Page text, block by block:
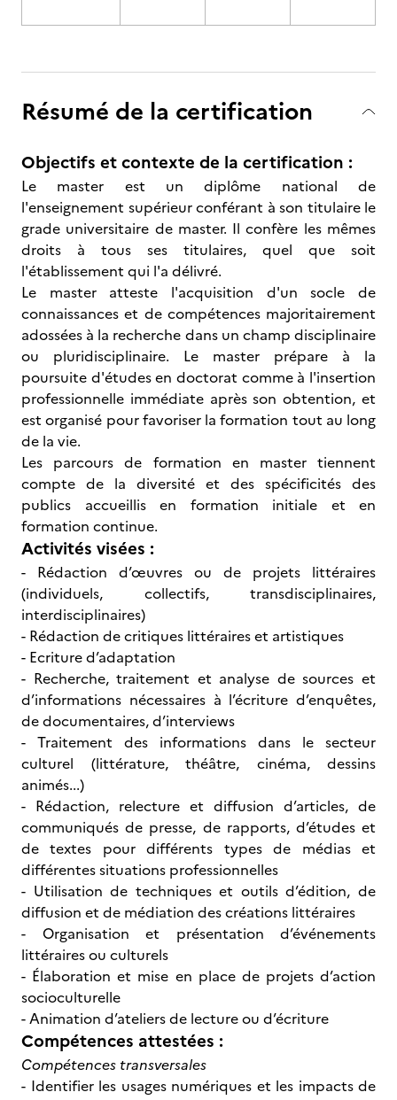
Résumé de la certification
Objectifs et contexte de la certification :
Le master est un diplôme national de
l'enseignement supérieur conférant à son titulaire le
grade universitaire de master. Il confère les mêmes
droits à tous ses titulaires, quel que soit
l'établissement qui l'a délivré.
Le master atteste l'acquisition d'un socle de
connaissances et de compétences majoritairement
adossées à la recherche dans un champ disciplinaire
ou pluridisciplinaire. Le master prépare à la
poursuite d'études en doctorat comme à l'insertion
professionnelle immédiate après son obtention, et
est organisé pour favoriser la formation tout au long
de la vie.
Les parcours de formation en master tiennent
compte de la diversité et des spécificités des
publics accueillis en formation initiale et en
formation continue.
Activités visées :
- Rédaction d’œuvres ou de projets littéraires
(individuels, collectifs, transdisciplinaires,
interdisciplinaires)
- Rédaction de critiques littéraires et artistiques
- Ecriture d’adaptation
- Recherche, traitement et analyse de sources et
d’informations nécessaires à l’écriture d’enquêtes,
de documentaires, d’interviews
- Traitement des informations dans le secteur
culturel (littérature, théâtre, cinéma, dessins
animés...)
- Rédaction, relecture et diffusion d’articles, de
communiqués de presse, de rapports, d’études et
de textes pour différents types de médias et
différentes situations professionnelles
- Utilisation de techniques et outils d’édition, de
diffusion et de médiation des créations littéraires
- Organisation et présentation d’événements
littéraires ou culturels
- Élaboration et mise en place de projets d’action
socioculturelle
- Animation d’ateliers de lecture ou d’écriture
Compétences attestées :
Compétences transversales
- Identifier les usages numériques et les impacts de